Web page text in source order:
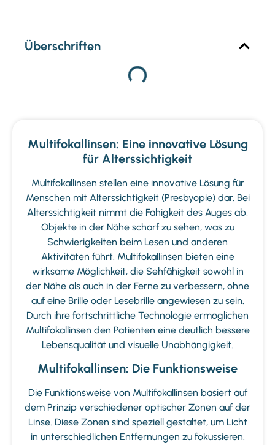
Multifokallinsen: Eine innovative Lösung
für Alterssichtigkeit
Multifokallinsen stellen eine innovative Lösung für
Menschen mit Alterssichtigkeit (Presbyopie) dar. Bei
Alterssichtigkeit nimmt die Fähigkeit des Auges ab,
Objekte in der Nähe scharf zu sehen, was zu
Schwierigkeiten beim Lesen und anderen
Aktivitäten führt. Multifokallinsen bieten eine
wirksame Möglichkeit, die Sehfähigkeit sowohl in
der Nähe als auch in der Ferne zu verbessern, ohne
auf eine Brille oder Lesebrille angewiesen zu sein.
Durch ihre fortschrittliche Technologie ermöglichen
Multifokallinsen den Patienten eine deutlich bessere
Lebensqualität und visuelle Unabhängigkeit.
Multifokallinsen: Die Funktionsweise
Die Funktionsweise von Multifokallinsen basiert auf
dem Prinzip verschiedener optischer Zonen auf der
Linse. Diese Zonen sind speziell gestaltet, um Licht
in unterschiedlichen Entfernungen zu fokussieren.
Überschriften